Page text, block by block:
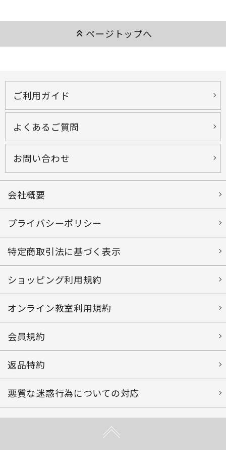
keyboard_double_arrow_up ページトップへ
ご利用ガイド
よくあるご質問
お問い合わせ
会社概要
プライバシーポリシー
特定商取引法に基づく表示
ショッピング利用規約
オンライン教室利用規約
会員規約
返品特約
悪質な迷惑行為についての対応